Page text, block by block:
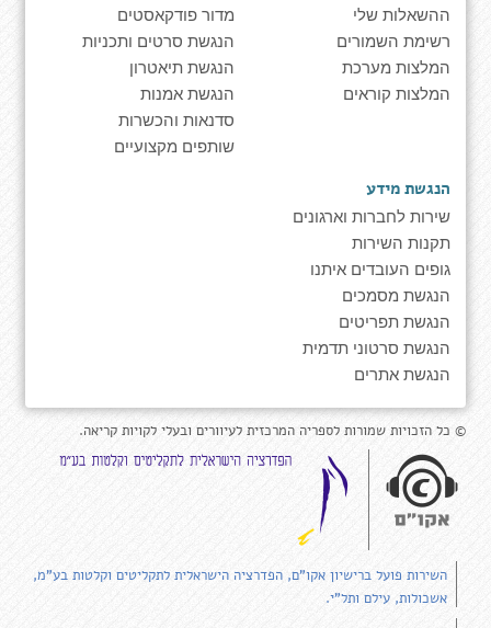
ההשאלות שלי
רשימת השמורים
המלצות מערכת
המלצות קוראים
מדור פודקאסטים
הנגשת סרטים ותכניות
הנגשת תיאטרון
הנגשת אמנות
סדנאות והכשרות
שותפים מקצועיים
הנגשת מידע
שירות לחברות וארגונים
תקנות השירות
גופים העובדים איתנו
הנגשת מסמכים
הנגשת תפריטים
הנגשת סרטוני תדמית
הנגשת אתרים
© כל הזכויות שמורות לספריה המרכזית לעיוורים ובעלי לקויות קריאה.
השירות פועל ברישיון אקו"ם, הפדרציה הישראלית לתקליטים וקלטות בע"מ,
אשכולות, עילם ותל"י.